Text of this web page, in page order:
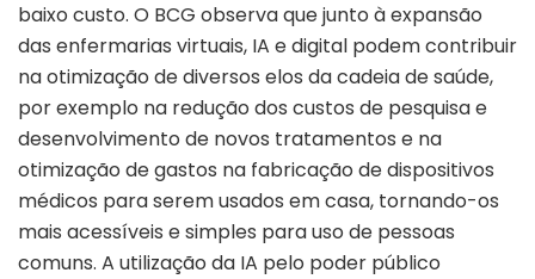
baixo custo. O BCG observa que junto à expansão
das enfermarias virtuais, IA e digital podem contribuir
na otimização de diversos elos da cadeia de saúde,
por exemplo na redução dos custos de pesquisa e
desenvolvimento de novos tratamentos e na
otimização de gastos na fabricação de dispositivos
médicos para serem usados em casa, tornando-os
mais acessíveis e simples para uso de pessoas
comuns. A utilização da IA pelo poder público